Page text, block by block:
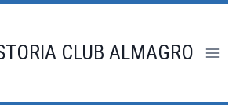
CLUB ALMAGRO